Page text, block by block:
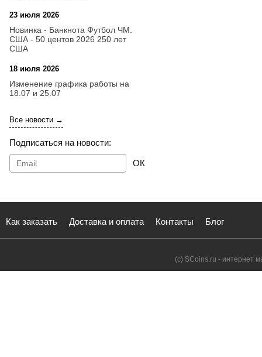
23 июля 2026
Новинка - Банкнота Футбол ЧМ.
США - 50 центов 2026 250 лет
США
18 июля 2026
Изменение графика работы на
18.07 и 25.07
Все новости →
Подписаться на новости:
ОК
Как заказать Доставка и оплата Контакты Блог
(с) SCoins.ru - интернет